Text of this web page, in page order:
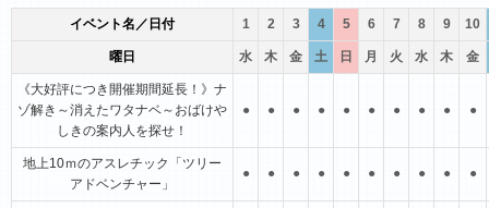
イベント名／日付 1 2 3 4 5 6 7 8 9 10
曜日 水 木 金 土 日 月 火 水 木 金
《大好評につき開催期間延長！》ナ
ゾ解き～消えたワタナベ～おばけや
しきの案内人を探せ！
● ● ● ● ● ● ● ● ● ●
地上10ｍのアスレチック「ツリー
アドベンチャー」
● ● ● ● ● ● ● ● ● ●